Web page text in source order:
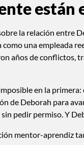
están
la relación entre
una empleada
años de conflictos,
en la
de Deborah para
pedir permiso. Y
mentor-aprendiz